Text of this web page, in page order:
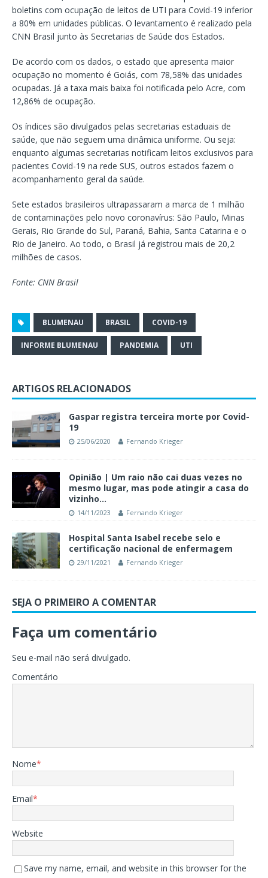
boletins com ocupação de leitos de UTI para Covid-19 inferior
a 80% em unidades públicas. O levantamento é realizado pela
CNN Brasil junto às Secretarias de Saúde dos Estados.
De acordo com os dados, o estado que apresenta maior
ocupação no momento é Goiás, com 78,58% das unidades
ocupadas. Já a taxa mais baixa foi notificada pelo Acre, com
12,86% de ocupação.
Os índices são divulgados pelas secretarias estaduais de
saúde, que não seguem uma dinâmica uniforme. Ou seja:
enquanto algumas secretarias notificam leitos exclusivos para
pacientes Covid-19 na rede SUS, outros estados fazem o
acompanhamento geral da saúde.
Sete estados brasileiros ultrapassaram a marca de 1 milhão
de contaminações pelo novo coronavírus: São Paulo, Minas
Gerais, Rio Grande do Sul, Paraná, Bahia, Santa Catarina e o
Rio de Janeiro. Ao todo, o Brasil já registrou mais de 20,2
milhões de casos.
Fonte: CNN Brasil
BLUMENAU BRASIL COVID-19
INFORME BLUMENAU PANDEMIA UTI
ARTIGOS RELACIONADOS
Gaspar registra terceira morte por Covid-
19
25/06/2020 Fernando Krieger
Opinião | Um raio não cai duas vezes no
mesmo lugar, mas pode atingir a casa do
vizinho…
14/11/2023 Fernando Krieger
Hospital Santa Isabel recebe selo e
certificação nacional de enfermagem
29/11/2021 Fernando Krieger
SEJA O PRIMEIRO A COMENTAR
Faça um comentário
Seu e-mail não será divulgado.
Comentário
Nome*
Email*
Website
Save my name, email, and website in this browser for the